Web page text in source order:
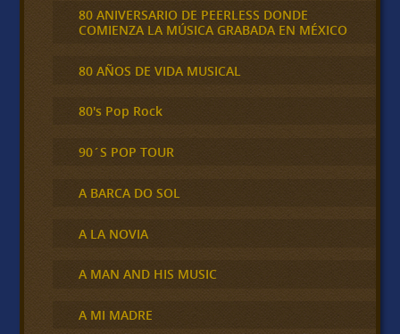
80 ANIVERSARIO DE PEERLESS DONDE
COMIENZA LA MÚSICA GRABADA EN MÉXICO
80 AÑOS DE VIDA MUSICAL
80's Pop Rock
90´S POP TOUR
A BARCA DO SOL
A LA NOVIA
A MAN AND HIS MUSIC
A MI MADRE